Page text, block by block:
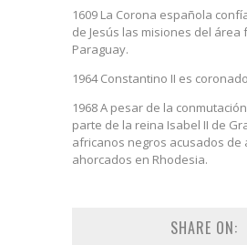
1609 La Corona española
de Jesús las misiones del
Paraguay.
1964 Constantino II es
1968 A pesar de la
parte de la reina Isabel II de
africanos negros acusados de
ahorcados en Rhodesia.
SHARE ON: